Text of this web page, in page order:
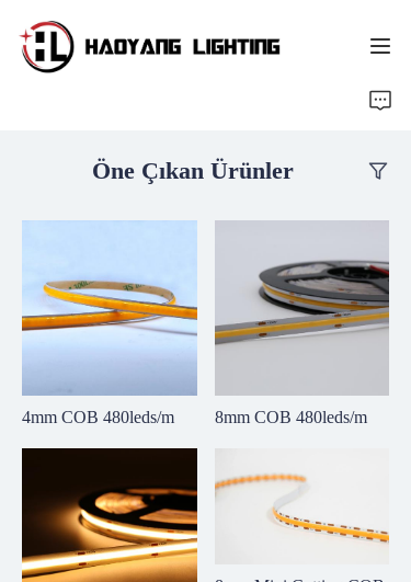
Öne Çıkan Ürünler
4mm COB 480leds/m 8mm COB 480leds/m
Özelleştirilmiş Hizmet